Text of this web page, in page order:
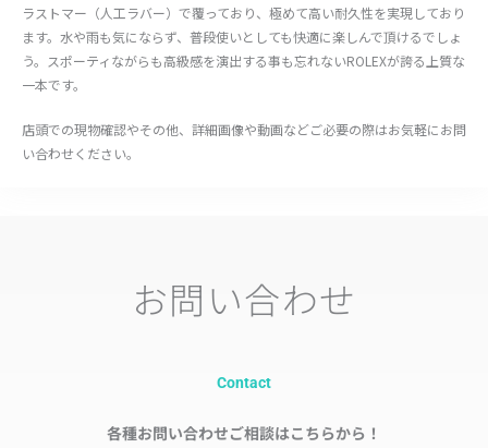
ラストマー（人工ラバー）で覆っており、極めて高い耐久性を実現しており
ます。水や雨も気にならず、普段使いとしても快適に楽しんで頂けるでしょ
う。スポーティながらも高級感を演出する事も忘れないROLEXが誇る上質な
一本です。
店頭での現物確認やその他、詳細画像や動画などご必要の際はお気軽にお問
い合わせください。
お問い合わせ
Contact
各種お問い合わせご相談はこちらから！